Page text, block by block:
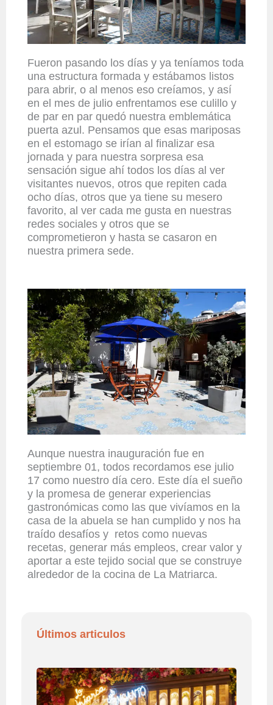
Fueron pasando los días y ya teníamos toda
una estructura formada y estábamos listos
para abrir, o al menos eso creíamos, y así
en el mes de julio enfrentamos ese culillo y
de par en par quedó nuestra emblemática
puerta azul. Pensamos que esas mariposas
en el estomago se irían al finalizar esa
jornada y para nuestra sorpresa esa
sensación sigue ahí todos los días al ver
visitantes nuevos, otros que repiten cada
ocho días, otros que ya tiene su mesero
favorito, al ver cada me gusta en nuestras
redes sociales y otros que se
comprometieron y hasta se casaron en
nuestra primera sede.
Aunque nuestra inauguración fue en
septiembre 01, todos recordamos ese julio
17 como nuestro día cero. Este día el sueño
y la promesa de generar experiencias
gastronómicas como las que vivíamos en la
casa de la abuela se han cumplido y nos ha
traído desafíos y retos como nuevas
recetas, generar más empleos, crear valor y
aportar a este tejido social que se construye
alrededor de la cocina de La Matriarca.
Últimos articulos